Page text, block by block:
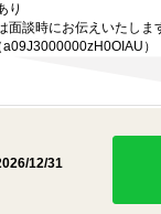
り
面談時にお伝えいたしま
）
12/31